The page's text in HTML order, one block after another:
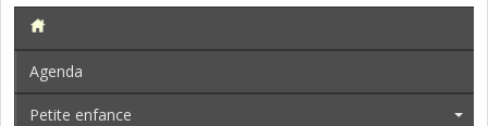
Agenda
Petite enfance